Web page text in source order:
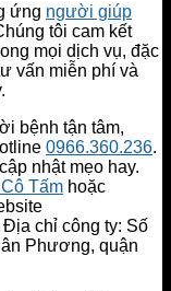
ứng người giúp
tôi cam kết
mọi dịch vụ, đặc
vấn miễn phí và
bệnh tận tâm,
0966.360.236.
nhật mẹo hay.
Tấm hoặc
chỉ công ty: Số
Phương, quận